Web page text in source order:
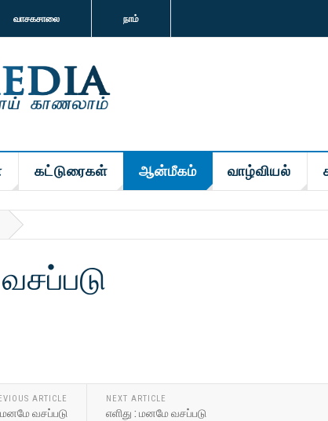
வாசகசாலை நாம்
கட்டுரைகள் ஆன்மீகம் வாழ்வியல்
ARTICLE
வசப்படு
NEXT ARTICLE
எளிது : மனமே வசப்படு